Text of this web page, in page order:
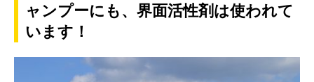
ャンプーにも、界面活性剤は使われて
います！